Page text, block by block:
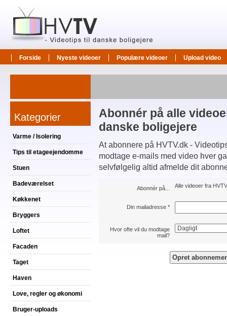
Forside Nyeste videoer Populære videoer Upload video
Kategorier
Varme / Isolering
Tips til etageejendomme
Stuen
Badeværelset
Køkkenet
Bryggers
Loftet
Facaden
Taget
Haven
Love, regler og økonomi
Bruger-uploads
Abonnér på alle
danske boligejere
At abonnere på HVTV.dk -
modtage e-mails med video hver
selvfølgelig altid afmelde dit
Abonnér på... Alle videoer fra
Din mailadresse *
Hvor ofte vil du modtage
mail?